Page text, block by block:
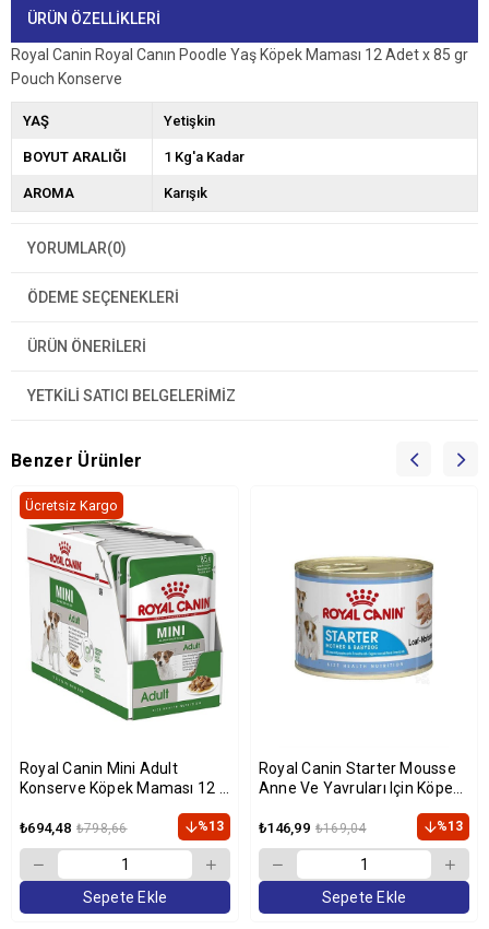
ÜRÜN ÖZELLIKLERI
Royal Canin Royal Canın Poodle Yaş Köpek Maması 12 Adet x 85 gr
Pouch Konserve
YAŞ Yetişkin
BOYUT ARALIĞI 1 Kg'a Kadar
AROMA Karışık
YORUMLAR(0)
ÖDEME SEÇENEKLERI
ÜRÜN ÖNERILERI
YETKİLİ SATICI BELGELERİMİZ
Benzer Ürünler
Royal Canin Mini Adult
Konserve Köpek Maması 12 x
₺694,48 ₺798,66 %13
Ücretsiz Kargo
Sepete Ekle
Royal Canin Starter Mousse
Anne Ve Yavruları Için Köpek
₺146,99 ₺169,04 %13
Sepete Ekle